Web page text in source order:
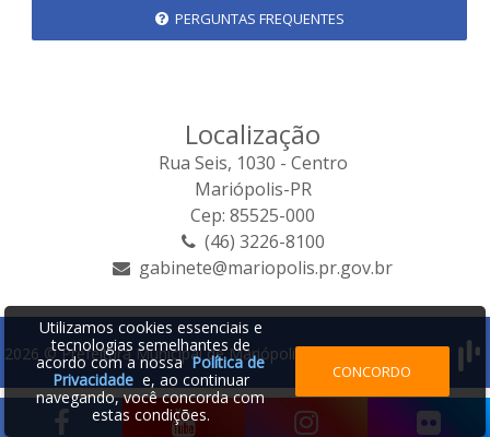
PERGUNTAS FREQUENTES
Localização
Rua Seis, 1030 - Centro
Mariópolis-PR
Cep: 85525-000
(46) 3226-8100
gabinete@mariopolis.pr.gov.br
2026 © Prefeitura Municipal de Mariópolis | Desenvolvido por:
Utilizamos cookies essenciais e
tecnologias semelhantes de
acordo com a nossaPolítica de
Privacidadee, ao continuar
navegando, você concorda com
estas condições.
CONCORDO